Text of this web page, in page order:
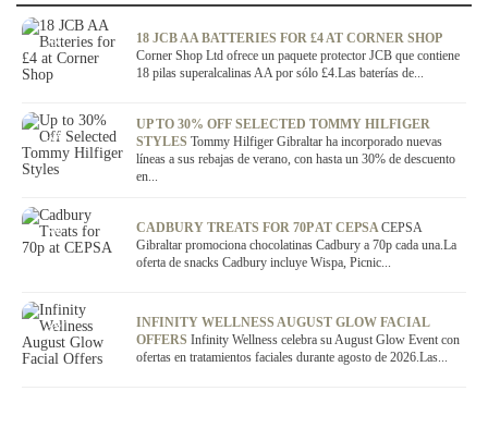
18 JCB AA BATTERIES FOR £4 AT CORNER SHOP
Corner Shop Ltd ofrece un paquete protector JCB que contiene
18 pilas superalcalinas AA por sólo £4.Las baterías de...
OFERTA
UP TO 30% OFF SELECTED TOMMY HILFIGER
STYLES Tommy Hilfiger Gibraltar ha incorporado nuevas
líneas a sus rebajas de verano, con hasta un 30% de descuento
en...
OFERTA
CADBURY TREATS FOR 70P AT CEPSACEPSA
Gibraltar promociona chocolatinas Cadbury a 70p cada una.La
oferta de snacks Cadbury incluye Wispa, Picnic...
OFERTA
INFINITY WELLNESS AUGUST GLOW FACIAL
OFFERS Infinity Wellness celebra su August Glow Event con
ofertas en tratamientos faciales durante agosto de 2026.Las...
OFERTA